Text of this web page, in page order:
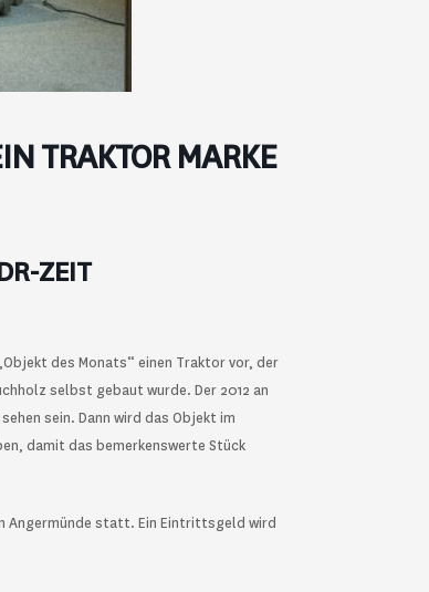
TRAKTOR MARKE
ZEIT
des Monats“ einen Traktor vor, der
selbst gebaut wurde. Der 2012 an
sein. Dann wird das Objekt im
damit das bemerkenswerte Stück
Angermünde statt. Ein Eintrittsgeld wird